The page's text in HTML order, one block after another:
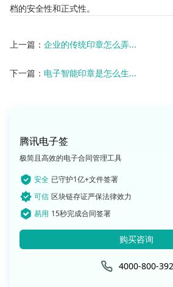
档的安全性和正式性。
上一篇： 企业的传统印章怎么弄...
下一篇： 电子智能印章是怎么生...
腾讯电子签
极简且高效的电子合同管理工具
安全 已守护1亿+文件签署
可信 区块链存证严保法律效力
易用 15秒完成合同签署
购买咨询
4000-800-392